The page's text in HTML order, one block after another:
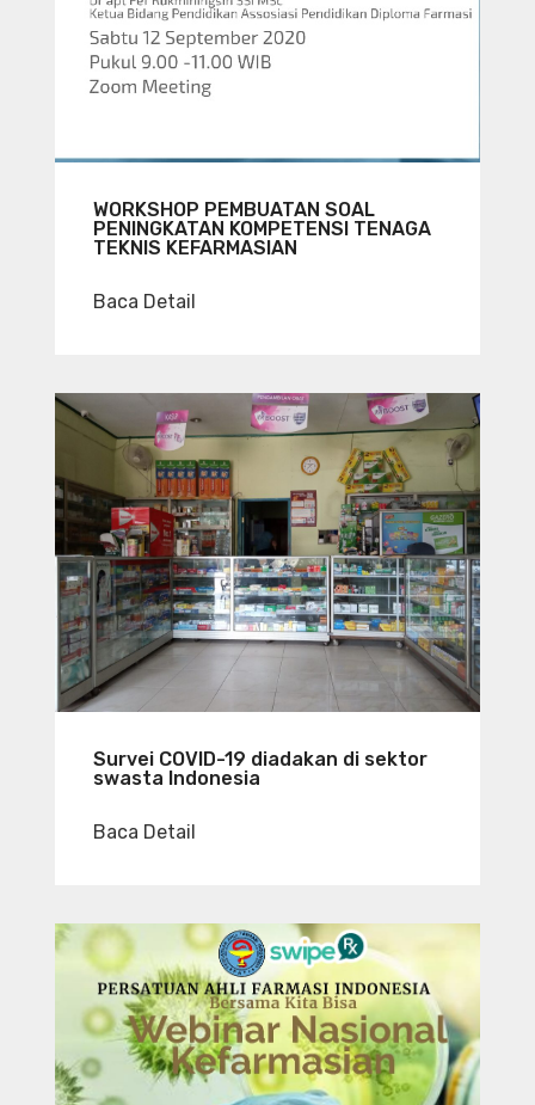
WORKSHOP PEMBUATAN SOAL
PENINGKATAN KOMPETENSI TENAGA
TEKNIS KEFARMASIAN
Baca Detail
Survei COVID-19 diadakan di sektor
swasta Indonesia
Baca Detail